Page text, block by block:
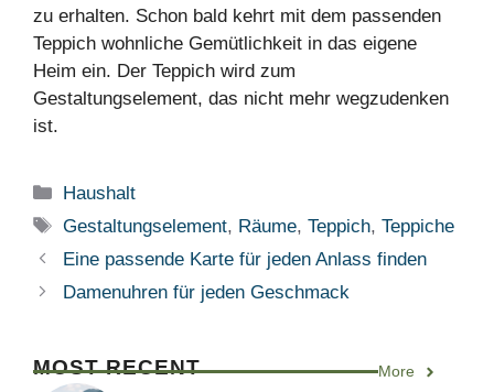
zu erhalten. Schon bald kehrt mit dem passenden
Teppich wohnliche Gemütlichkeit in das eigene
Heim ein. Der Teppich wird zum
Gestaltungselement, das nicht mehr wegzudenken
ist.
Kategorien
Haushalt
Schlagwörter
Gestaltungselement, Räume,Teppich,Teppiche
Eine passende Karte für jeden Anlass finden
Damenuhren für jeden Geschmack
MOST RECENT More